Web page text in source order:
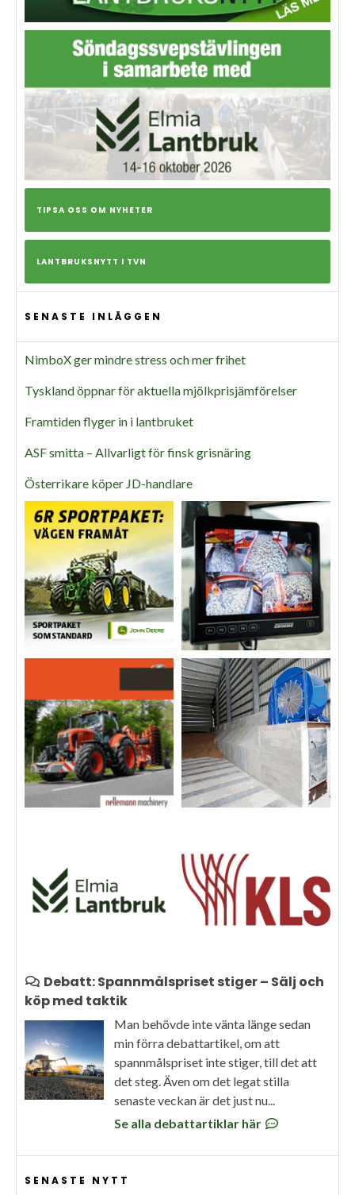
TIPSA OSS OM NYHETER
LANTBRUKSNYTT I TVN
SENASTE INLÄGGEN
NimboX ger mindre stress och mer frihet
Tyskland öppnar för aktuella mjölkprisjämförelser
Framtiden flyger in i lantbruket
ASF smitta – Allvarligt för finsk grisnäring
Österrikare köper JD-handlare
Debatt: Spannmålspriset stiger – Sälj och
köp med taktik
Man behövde inte vänta länge sedan
min förra debattartikel, om att
spannmålspriset inte stiger, till det att
det steg. Även om det legat stilla
senaste veckan är det just nu...
Se alla debattartiklar här
SENASTE NYTT